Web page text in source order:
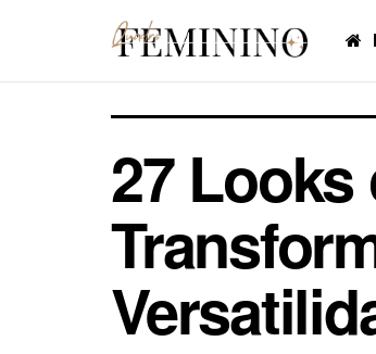
27 Looks